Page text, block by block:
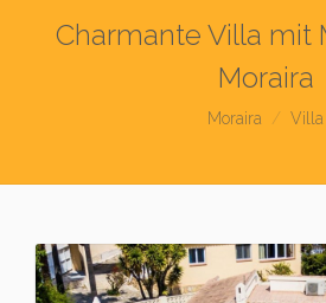
Charmante Villa mit
Moraira
Moraira Villa